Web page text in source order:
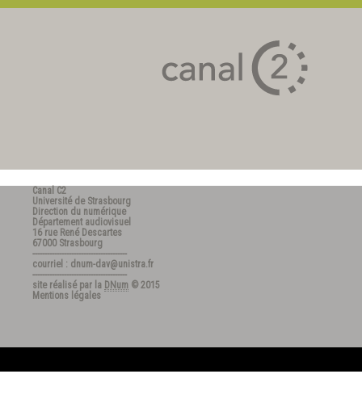
Canal C2
Université de Strasbourg
Direction du numérique
Département audiovisuel
16 rue René Descartes
67000 Strasbourg
---------------------------------------
courriel : dnum-dav@unistra.fr
---------------------------------------
site réalisé par la DNum © 2015
Mentions légales